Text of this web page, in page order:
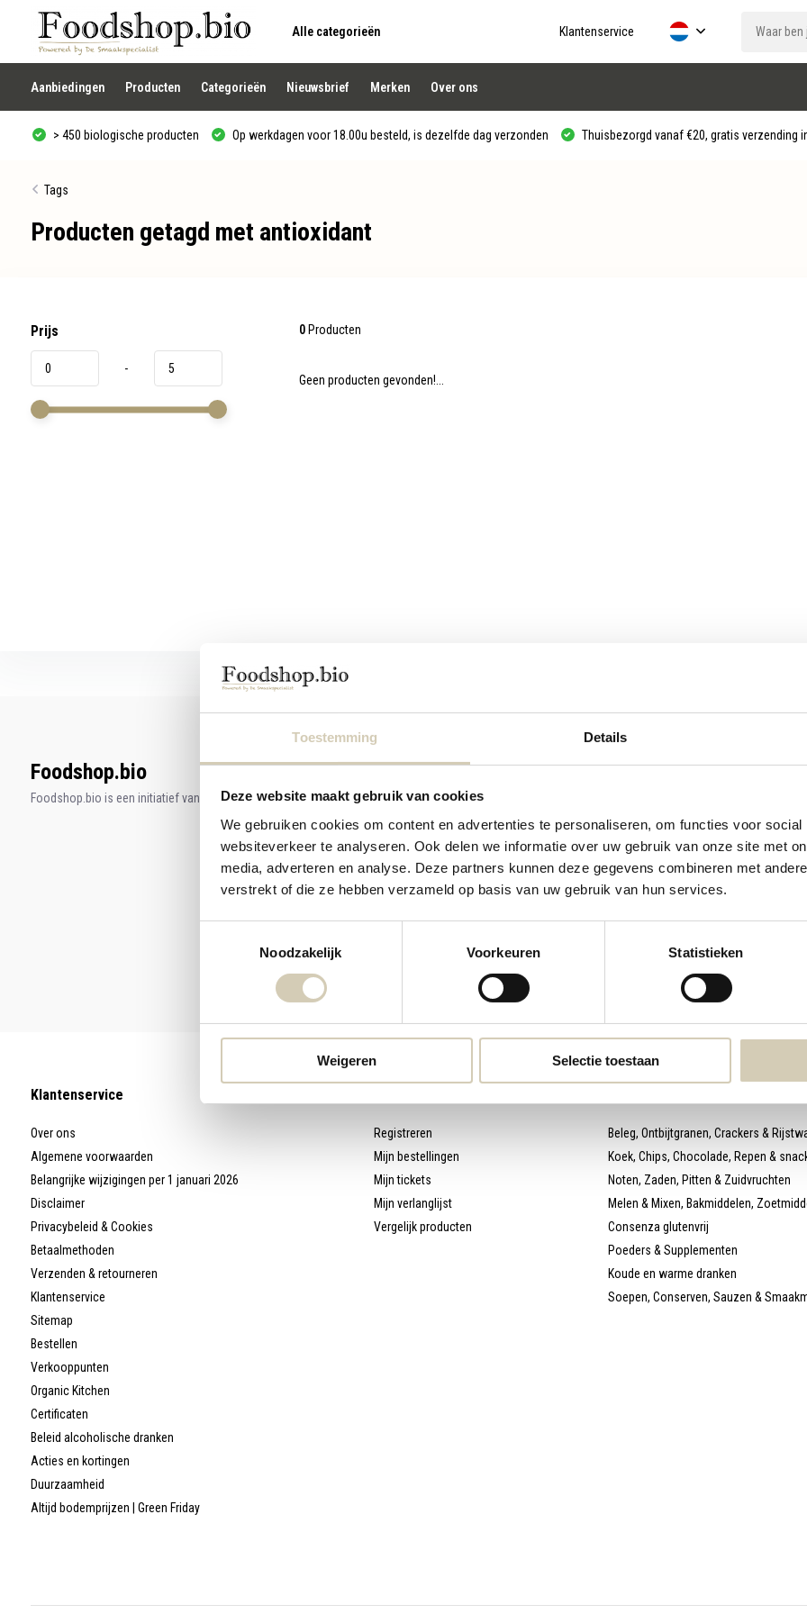
Toestemming Details
Deze website maakt gebruik van cookies
We gebruiken cookies om content en advertenties te personaliseren, om functies voor
websiteverkeer te analyseren. Ook delen we informatie over uw gebruik van onze site met
media, adverteren en analyse. Deze partners kunnen deze gegevens combineren met
verstrekt of die ze hebben verzameld op basis van uw gebruik van hun services.
Noodzakelijk
Voorkeuren Statistieken
Weigeren Selectie toestaan
Alle categorieën Klantenservice
Gebruik
de
pijltjes
op
en
neer
een
te
selecteren.
op
Enter
te
gaan.
Als
met
aanraaktoetsen
werkt,
Aanbiedingen Producten Categorieën Nieuwsbrief Merken Over ons
> 450 biologische producten Op werkdagen voor 18.00u besteld, is dezelfde dag verzonden Thuisbezorgd vanaf €20, gratis verzending
Tags
Producten getagd met antioxidant
Prijs
-
0Producten
Geen producten gevonden!...
Foodshop.bio
Foodshop.bio is een initiatief van de Smaakspecialist
Contactgegevens
Neem contact met ons op
webshop@desmaakspecialist.nl
Meld
Klantenservice
Over ons
Algemene voorwaarden
Belangrijke wijzigingen per 1 januari 2026
Disclaimer
Privacybeleid & Cookies
Betaalmethoden
Verzenden & retourneren
Klantenservice
Sitemap
Bestellen
Verkooppunten
Organic Kitchen
Certificaten
Beleid alcoholische dranken
Acties en kortingen
Duurzaamheid
Altijd bodemprijzen | Green Friday
Registreren
Mijn bestellingen
Mijn tickets
Mijn verlanglijst
Vergelijk producten
Beleg, Ontbijtgranen, Crackers &
Koek, Chips, Chocolade, Repen &
Noten, Zaden, Pitten & Zuidvruchten
Melen & Mixen, Bakmiddelen,
Consenza glutenvrij
Poeders & Supplementen
Koude en warme dranken
Soepen, Conserven, Sauzen &